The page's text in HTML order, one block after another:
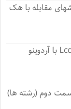
مقابله با هک
دوم (رشته ها)